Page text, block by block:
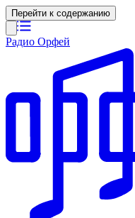
Перейти к содержанию
Радио Орфей